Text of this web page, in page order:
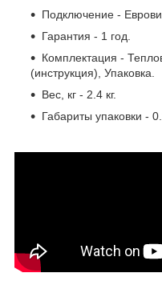
Подключение -
Гарантия - 1 год.
Комплектация -
(инструкция), Упаковка.
Вес, кг - 2.4 кг.
Габариты упаковки -